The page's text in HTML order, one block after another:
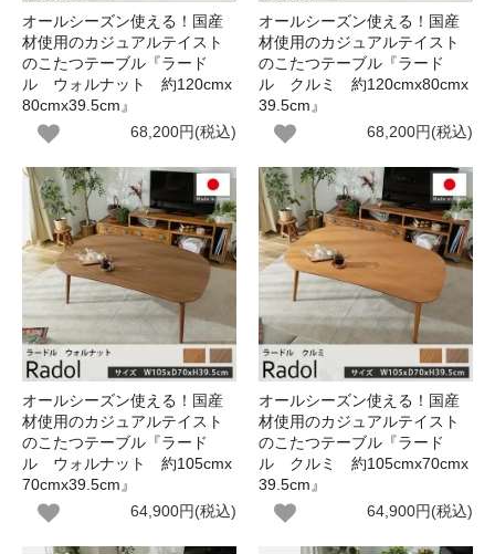
オールシーズン使える！国産
材使用のカジュアルテイスト
のこたつテーブル『ラード
ル ウォルナット 約120cmx
80cmx39.5cm』
68,200円(税込)
オールシーズン使える！国産
材使用のカジュアルテイスト
のこたつテーブル『ラード
ル クルミ 約120cmx80cmx
39.5cm』
68,200円(税込)
オールシーズン使える！国産
材使用のカジュアルテイスト
のこたつテーブル『ラード
ル ウォルナット 約105cmx
70cmx39.5cm』
64,900円(税込)
オールシーズン使える！国産
材使用のカジュアルテイスト
のこたつテーブル『ラード
ル クルミ 約105cmx70cmx
39.5cm』
64,900円(税込)